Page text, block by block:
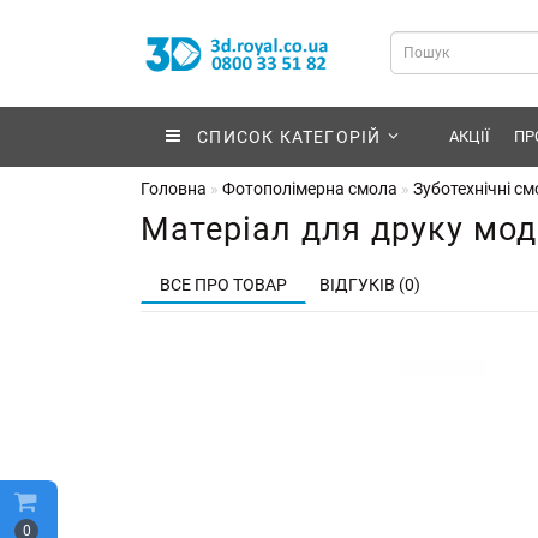
0
СПИСОК КАТЕГОРІЙ АКЦІЇ
Головна Фотополімерна смола Зуботехнічні
Матеріал для друку
ВСЕ ПРО ТОВАР ВІДГУКІВ (0)